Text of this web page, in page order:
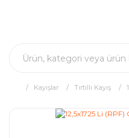
Kayışlar Tırtıllı Kayış